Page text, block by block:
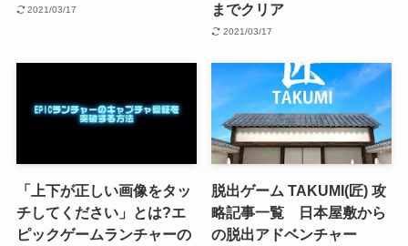
2021/03/17
までクリア
2021/03/17
「上下が正しい画像をタッ
チしてください」とは?エ
ピックゲームランチャーの
脱出ゲーム TAKUMI(匠) 攻
略記事一覧 日本屋敷から
の脱出アドベンチャー